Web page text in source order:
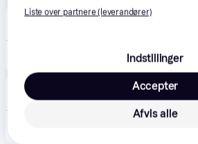
LavprisVærktøj 4.0
Lavpris-laase.dk 4.9(23)
Laveste pris·50 kr. fragt,1-3 dage
Liste over partnere (leverandører)
Indstillinger
Afvis alle
Accepter